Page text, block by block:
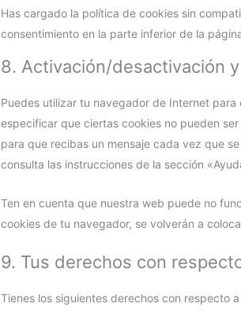
Has cargado la política de cookies sin
consentimiento en la parte inferior de la
8. Activación/desactivación
Puedes utilizar tu navegador de Internet
especificar que ciertas cookies no pueden
para que recibas un mensaje cada vez que
consulta las instrucciones de la sección
Ten en cuenta que nuestra web puede no
cookies de tu navegador, se volverán a
9. Tus derechos con
Tienes los siguientes derechos con respecto